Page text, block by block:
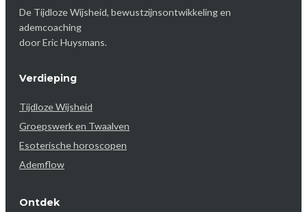
De Tijdloze Wijsheid, bewustzijnsontwikkeling en
ademcoaching
door Eric Huysmans.
Verdieping
Tijdloze Wijsheid
Groepswerk en Twaalven
Esoterische horoscopen
Ademflow
Ontdek